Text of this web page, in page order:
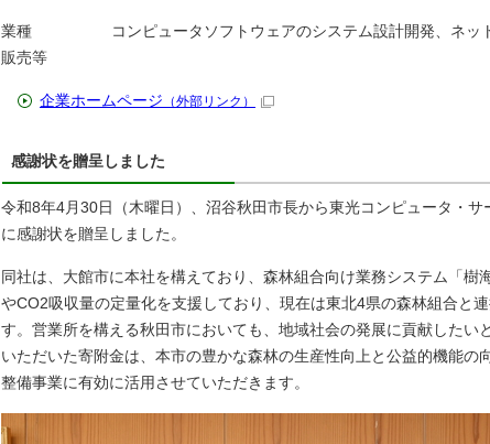
業種 コンピュータソフトウェアのシステム設計開発、ネット
販売等
企業ホームページ （外部リンク）
感謝状を贈呈しました
令和8年4月30日（木曜日）、沼谷秋田市長から東光コンピュータ・
に感謝状を贈呈しました。
同社は、大館市に本社を構えており、森林組合向け業務システム「樹
やCO2吸収量の定量化を支援しており、現在は東北4県の森林組合と
す。営業所を構える秋田市においても、地域社会の発展に貢献したい
いただいた寄附金は、本市の豊かな森林の生産性向上と公益的機能の
整備事業に有効に活用させていただきます。